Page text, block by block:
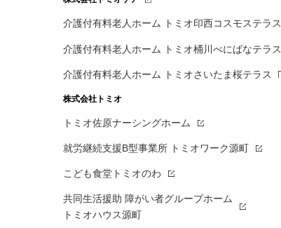
介護付有料老人ホーム トミオ印西コスモステラス
介護付有料老人ホーム トミオ桶川べにばなテラス
介護付有料老人ホーム トミオさいたま桜テラス
株式会社トミオ
トミオ佐原ナーシングホーム
就労継続支援B型事業所 トミオワーク源町
こども食堂トミオのわ
共同生活援助 障がい者グループホーム
トミオハウス源町